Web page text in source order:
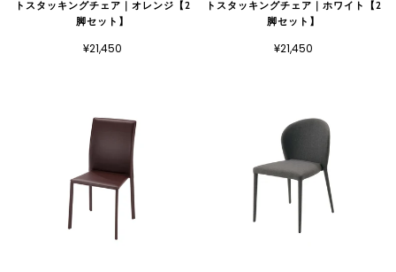
トスタッキングチェア｜オレンジ【2
脚セット】
¥21,450
トスタッキングチェア｜ホワイト【2
脚セット】
¥21,450